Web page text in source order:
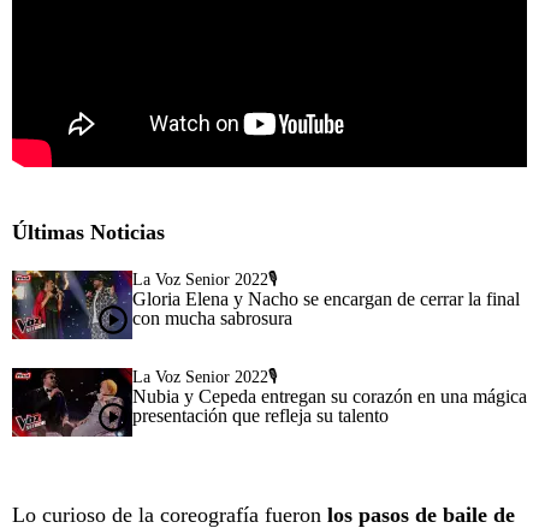
Últimas Noticias
La Voz Senior 2022🎙️
Gloria Elena y Nacho se encargan de cerrar la final
con mucha sabrosura
La Voz Senior 2022🎙️
Nubia y Cepeda entregan su corazón en una mágica
presentación que refleja su talento
Lo curioso de la coreografía fueron los pasos de baile de